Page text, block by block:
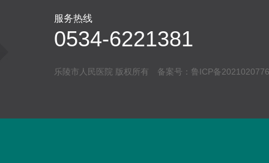
服务热线
0534-6221381
乐陵市人民医院 版权所有 备案号： 鲁ICP备